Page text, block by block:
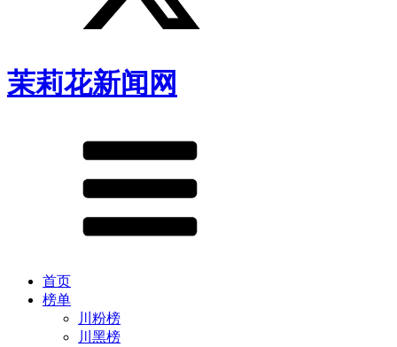
茉莉花新闻网
首页
榜单
川粉榜
川黑榜